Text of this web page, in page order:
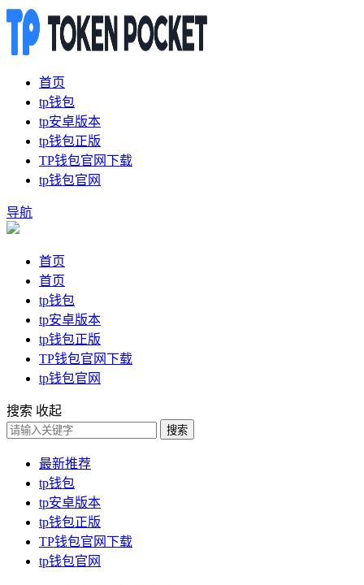
首页
tp钱包
tp安卓版本
tp钱包正版
TP钱包官网下载
tp钱包官网
导航
首页
首页
tp钱包
tp安卓版本
tp钱包正版
TP钱包官网下载
tp钱包官网
搜索 收起
搜索
最新推荐
tp钱包
tp安卓版本
tp钱包正版
TP钱包官网下载
tp钱包官网